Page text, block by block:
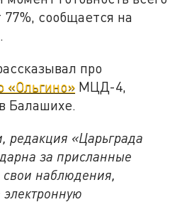
77%, сообщается на
про
«Ольгино» МЦД-4,
Балашихе.
редакция «Царьграда
за присланные
наблюдения,